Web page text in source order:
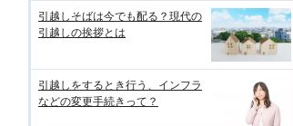
引越しそばは今でも配る？現代の
引越しの挨拶とは
引越しをするとき行う、インフラ
などの変更手続きって？